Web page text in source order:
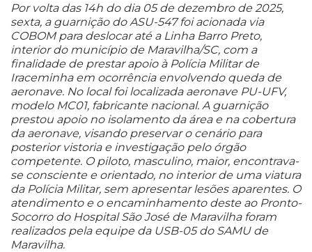
Por volta das 14h do dia 05 de dezembro de 2025,
sexta, a guarnição do ASU-547 foi acionada via
COBOM para deslocar até a Linha Barro Preto,
interior do município de Maravilha/SC, com a
finalidade de prestar apoio à Polícia Militar de
Iraceminha em ocorrência envolvendo queda de
aeronave. No local foi localizada aeronave PU-UFV,
modelo MC01, fabricante nacional. A guarnição
prestou apoio no isolamento da área e na cobertura
da aeronave, visando preservar o cenário para
posterior vistoria e investigação pelo órgão
competente. O piloto, masculino, maior, encontrava-
se consciente e orientado, no interior de uma viatura
da Polícia Militar, sem apresentar lesões aparentes. O
atendimento e o encaminhamento deste ao Pronto-
Socorro do Hospital São José de Maravilha foram
realizados pela equipe da USB-05 do SAMU de
Maravilha.